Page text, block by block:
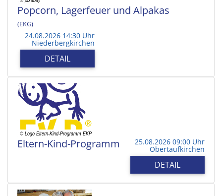
Popcorn, Lagerfeuer und Alpakas
(EKG)
24.08.2026 14:30 Uhr
Niederbergkirchen
DETAIL
Eltern-Kind-Programm 25.08.2026 09:00 Uhr
Obertaufkirchen
DETAIL